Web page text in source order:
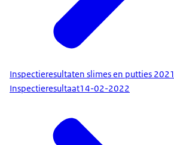
Inspectieresultaten slimes en putties 2021
Inspectieresultaat14-02-2022